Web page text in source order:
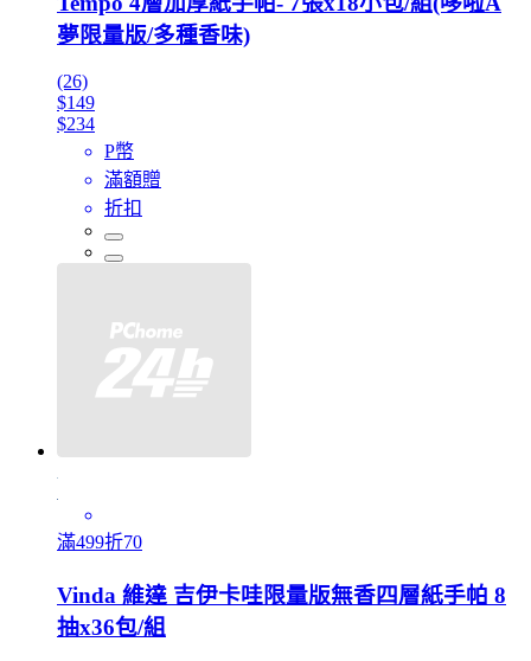
夢限量版/多種香味)
(26)
$149
$234
P幣
滿額贈
折扣
滿499折70
Vinda 維達 吉伊卡哇限量版無香四層紙手帕 8
抽x36包/組